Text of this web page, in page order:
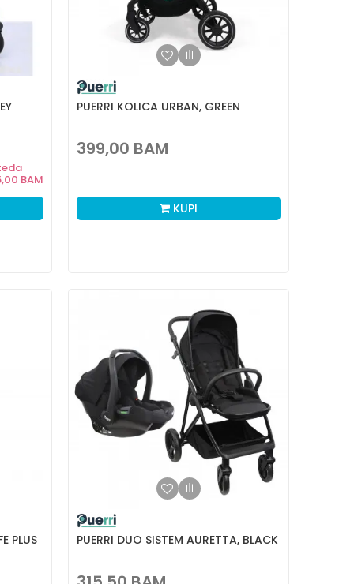
BAM
PUERRI KOLICA URBAN, GREEN
399,00 BAM
KUPI
PLUS PUERRI DUO SISTEM AURETTA, BLACK